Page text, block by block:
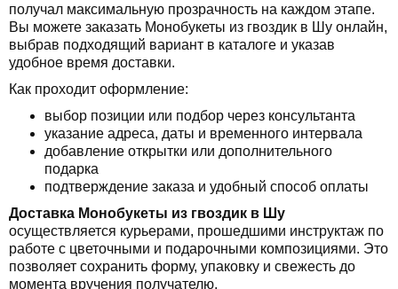
получал максимальную прозрачность на каждом этапе.
Вы можете заказать Монобукеты из гвоздик в Шу онлайн,
выбрав подходящий вариант в каталоге и указав
удобное время доставки.
Как проходит оформление:
выбор позиции или подбор через консультанта
указание адреса, даты и временного интервала
добавление открытки или дополнительного
подарка
подтверждение заказа и удобный способ оплаты
Доставка Монобукеты из гвоздик в Шу
осуществляется курьерами, прошедшими инструктаж по
работе с цветочными и подарочными композициями. Это
позволяет сохранить форму, упаковку и свежесть до
момента вручения получателю.